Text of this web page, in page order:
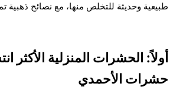
طبيعية وحديثة للتخلص منها، مع نصائح ذهبية
أولاً: الحشرات المنزلية الأكثر
حشرات الأحمدي